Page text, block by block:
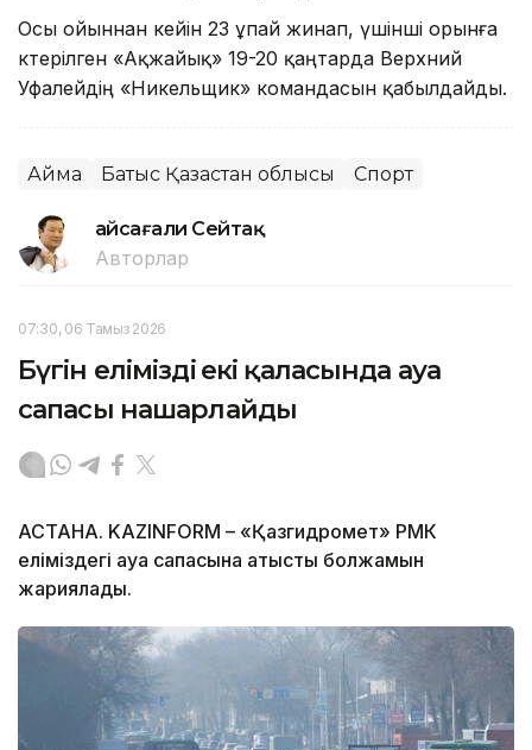
Осы ойыннан кейін 23 ұпай жинап, үшінші орынға
көтерілген «Ақжайық» 19-20 қаңтарда Верхний
Уфалейдің «Никельщик» командасын қабылдайды.
Аймақ Батыс Қазақстан облысы Спорт
Ғайсағали Сейтақ
Авторлар
07:30, 06 Тамыз 2026
Бүгін еліміздің екі қаласында ауа
сапасы нашарлайды
АСТАНА. KAZINFORM – «Қазгидромет» РМК
еліміздегі ауа сапасына қатысты болжамын
жариялады.